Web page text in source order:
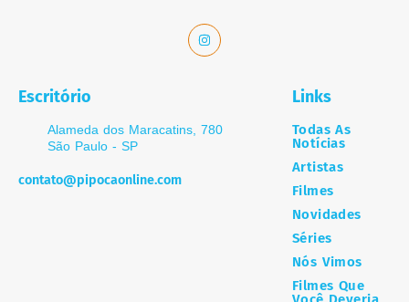
Escritório
Alameda dos Maracatins, 780
São Paulo - SP
contato@pipocaonline.com
Links
Todas As
Notícias
Artistas
Filmes
Novidades
Séries
Nós Vimos
Filmes Que